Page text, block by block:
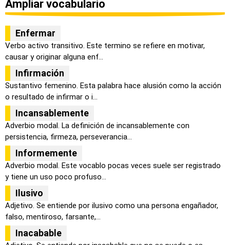
Ampliar vocabulario
Enfermar
Verbo activo transitivo. Este termino se refiere en motivar,
causar y originar alguna enf...
Infirmación
Sustantivo femenino. Esta palabra hace alusión como la acción
o resultado de infirmar o i...
Incansablemente
Adverbio modal. La definición de incansablemente con
persistencia, firmeza, perseverancia...
Informemente
Adverbio modal. Este vocablo pocas veces suele ser registrado
y tiene un uso poco profuso...
Ilusivo
Adjetivo. Se entiende por ilusivo como una persona engañador,
falso, mentiroso, farsante,...
Inacabable